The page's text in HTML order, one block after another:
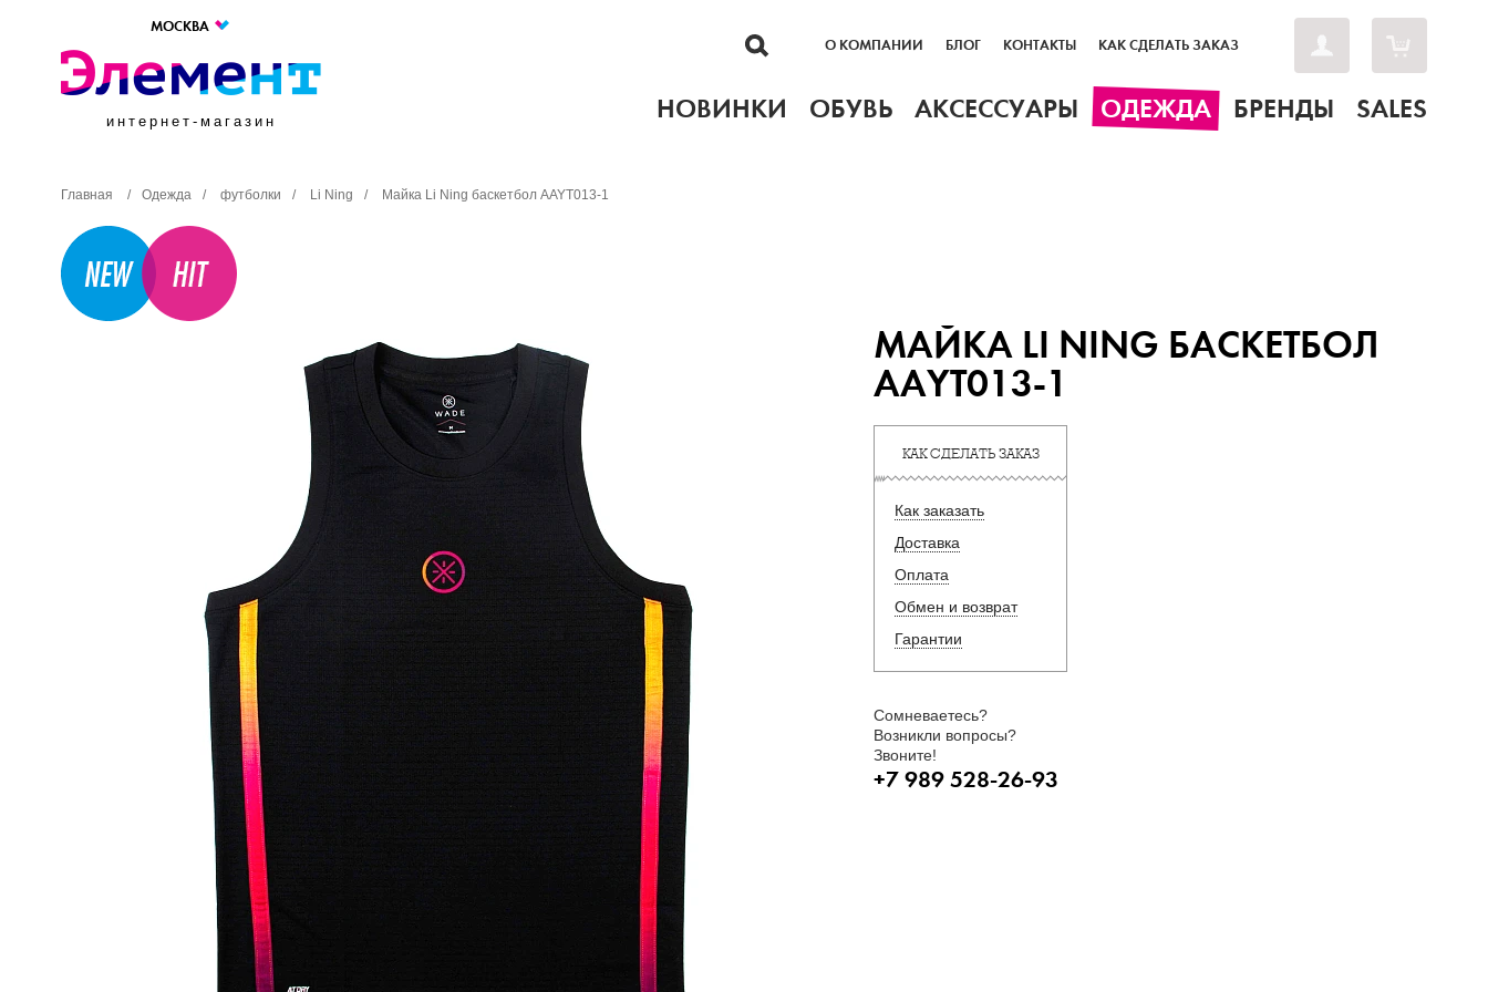
МОСКВА
интернет-магазин
О КОМПАНИИ БЛОГ КОНТАКТЫ КАК СДЕЛАТЬ ЗАКАЗ
НОВИНКИ ОБУВЬ АКСЕССУАРЫ ОДЕЖДА БРЕНДЫ SALES
Главная / Одежда / футболки / Li Ning / Майка Li Ning баскетбол AAYT013-1
МАЙКА LI NING БАСКЕТБОЛ
AAYT013-1
КАК СДЕЛАТЬ ЗАКАЗ
Как заказать
Доставка
Оплата
Обмен и возврат
Гарантии
Сомневаетесь?
Возникли вопросы?
Звоните!
+7 989 528-26-93